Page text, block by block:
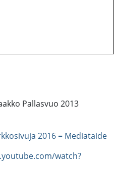
Pallasvuo 2013
2016 = Mediataide
watch?